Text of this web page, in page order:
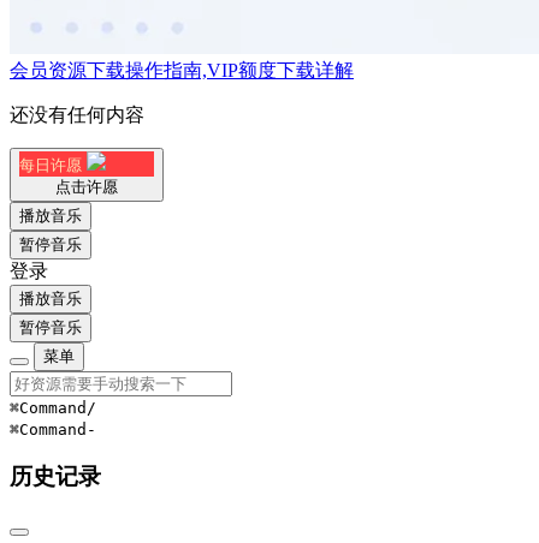
会员资源下载操作指南,VIP额度下载详解
还没有任何内容
每日许愿
点击许愿
播放音乐
暂停音乐
登录
播放音乐
暂停音乐
菜单
⌘Command /
⌘Command -
历史记录